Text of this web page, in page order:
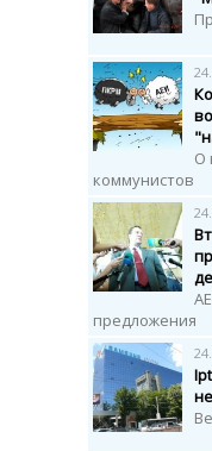
О
коммунистов
предложения